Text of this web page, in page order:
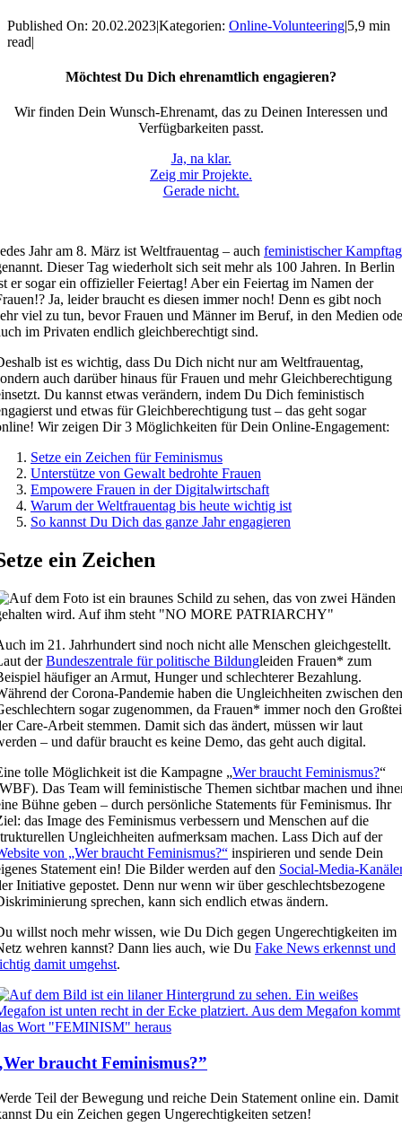
Published On: 20.02.2023|Kategorien: Online-Volunteering|5,9 min
read|
Möchtest Du Dich ehrenamtlich engagieren?
Wir finden Dein Wunsch-Ehrenamt, das zu Deinen Interessen und
Verfügbarkeiten passt.
Ja, na klar.
Zeig mir Projekte.
Gerade nicht.
Jahr am 8. März ist Weltfrauentag – auch feministischer Kampftag
Dieser Tag wiederholt sich seit mehr als 100 Jahren. In Berlin
er sogar ein offizieller Feiertag! Aber ein Feiertag im Namen der
Ja, leider braucht es diesen immer noch! Denn es gibt noch
viel zu tun, bevor Frauen und Männer im Beruf, in den Medien
im Privaten endlich gleichberechtigt sind.
ist es wichtig, dass Du Dich nicht nur am Weltfrauentag,
auch darüber hinaus für Frauen und mehr Gleichberechtigung
Du kannst etwas verändern, indem Du Dich feministisch
und etwas für Gleichberechtigung tust – das geht sogar
Wir zeigen Dir 3 Möglichkeiten für Dein Online-Engagement:
Setze ein Zeichen für Feminismus
Unterstütze von Gewalt bedrohte Frauen
Empowere Frauen in der Digitalwirtschaft
Warum der Weltfrauentag bis heute wichtig ist
So kannst Du Dich das ganze Jahr engagieren
ein Zeichen
im 21. Jahrhundert sind noch nicht alle Menschen gleichgestellt.
derBundeszentrale für politische Bildungleiden Frauen* zum
häufiger an Armut, Hunger und schlechterer Bezahlung.
der Corona-Pandemie haben die Ungleichheiten zwischen den
sogar zugenommen, da Frauen* immer noch den
Care-Arbeit stemmen. Damit sich das ändert, müssen wir laut
– und dafür braucht es keine Demo, das geht auch digital.
tolle Möglichkeit ist die Kampagne „Wer braucht Feminismus?“
Das Team will feministische Themen sichtbar machen und
Bühne geben – durch persönliche Statements für Feminismus. Ihr
das Image des Feminismus verbessern und Menschen auf die
Ungleichheiten aufmerksam machen. Lass Dich auf der
von „Wer braucht Feminismus?“ inspirieren und sende Dein
Statement ein! Die Bilder werden auf den Social-Media-
Initiative gepostet. Denn nur wenn wir über geschlechtsbezogene
sprechen, kann sich endlich etwas ändern.
willst noch mehr wissen, wie Du Dich gegen Ungerechtigkeiten im
wehren kannst? Dann lies auch, wie Du Fake News erkennst und
damit umgehst.
braucht Feminismus?”
Teil der Bewegung und reiche Dein Statement online ein. Damit
Du ein Zeichen gegen Ungerechtigkeiten setzen!